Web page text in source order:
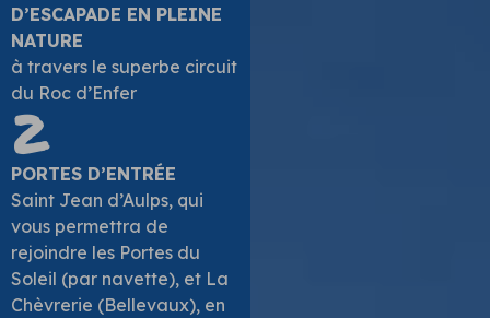
D’ESCAPADE EN PLEINE
NATURE
à travers le superbe circuit
du Roc d’Enfer
2
PORTES D’ENTRÉE
Saint Jean d’Aulps, qui
vous permettra de
rejoindre les Portes du
Soleil (par navette), et La
Chèvrerie (Bellevaux), en